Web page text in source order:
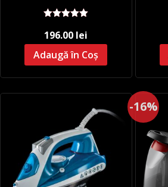
5.00 stele
196.00 lei
Adaugă în Coș
-16%